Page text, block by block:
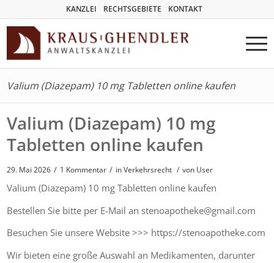
KANZLEI RECHTSGEBIETE KONTAKT
Valium (Diazepam) 10 mg Tabletten online kaufen
Valium (Diazepam) 10 mg
Tabletten online kaufen
29. Mai 2026 / 1 Kommentar / inVerkehrsrecht / von User
Valium (Diazepam) 10 mg Tabletten online kaufen
Bestellen Sie bitte per E-Mail an stenoapotheke@gmail.com
Besuchen Sie unsere Website >>> https://stenoapotheke.com
Wir bieten eine große Auswahl an Medikamenten, darunter